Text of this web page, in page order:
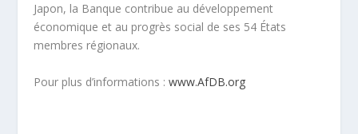
Japon, la Banque contribue au développement
économique et au progrès social de ses 54 États
membres régionaux.
Pour plus d’informations :www.AfDB.org